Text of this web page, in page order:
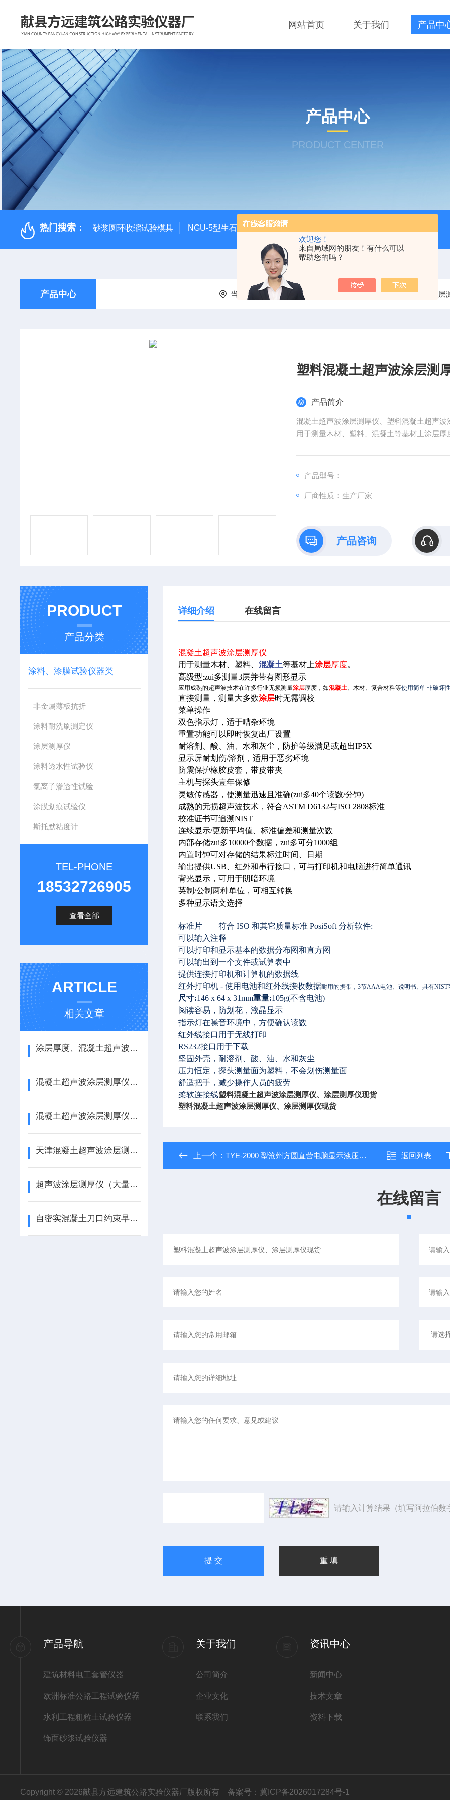
欢迎您！
来自局域网的朋友！有什么可以
帮助您的吗？
网站首页 关于我们 产品中
产品中心
PRODUCT CENTER
热门搜索： 砂浆圆环收缩试验模具 NGU-5型生石灰消化器（保温带盖消化器）
产品中心 当前位置：首页 产品中心 涂料、漆膜试验仪器类 涂层
塑料混凝土超声波涂层测
产品简介
混凝土超声波涂层测厚仪、塑料混凝土超声
用于测量木材、塑料、混凝土等基材上涂层厚
性 .
•菜单操作
产品型号：
厂商性质：生产厂家
产品咨询
PRODUCT
产品分类
涂料、漆膜试验仪器类
非金属薄板抗折
涂料耐洗刷测定仪
涂层测厚仪
涂料透水性试验仪
氯离子渗透性试验
涂膜划痕试验仪
斯托默粘度计
TEL-PHONE
18532726905
查看全部
ARTICLE
相关文章
涂层厚度、混凝土超声波涂层测厚仪测量标准
混凝土超声波涂层测厚仪、涂层测厚仪
混凝土超声波涂层测厚仪，复合材料涂层测厚仪
天津混凝土超声波涂层测厚仪、混凝土砂浆测厚仪
超声波涂层测厚仪（大量型50～3800μm）高铁
自密实混凝土刀口约束早期开裂试验设备
详细介绍 在线留言
混凝土超声波涂层测厚仪
用于测量木材、塑料、混凝土等基材上涂层厚度。
高级型:zui多测量3层并带有图形显示
应用成熟的超声波技术在许多行业无损测量涂层厚度，如混凝土、木材、复合材料等使用简单 非破坏
直接测量，测量大多数涂层时无需调校
菜单操作
双色指示灯，适于嘈杂环境
重置功能可以即时恢复出厂设置
耐溶剂、酸、油、水和灰尘，防护等级满足或超出IP5X
显示屏耐划伤/溶剂，适用于恶劣环境
防震保护橡胶皮套，带皮带夹
主机与探头壹年保修
灵敏传感器，使测量迅速且准确(zui多40个读数/分钟)
成熟的无损超声波技术，符合ASTM D6132与ISO 2808标准
校准证书可追溯NIST
连续显示/更新平均值、标准偏差和测量次数
内部存储zui多10000个数据，zui多可分1000组
内置时钟可对存储的结果标注时间、日期
输出提供USB 、红外和串行接口，可与打印机和电脑进行简单通讯
背光显示，可用于阴暗环境
英制/公制两种单位，可相互转换
多种显示语文选择
标准片——符合 ISO 和其它质量标准 PosiSoft 分析软件:
可以输入注释
可以打印和显示基本的数据分布图和直方图
可以输出到一个文件或试算表中
提供连接打印机和计算机的数据线
红外打印机 - 使用电池和红外线接收数据耐用的携带，3节AAA电池、说明书、具有
尺寸:146 x 64 x 31mm重量:105g(不含电池)
阅读容易，防划花，液晶显示
指示灯在噪音环境中，方便确认读数
红外线接口用于无线打印
RS232接口用于下载
坚固外壳，耐溶剂、酸、油、水和灰尘
压力恒定，探头测量面为塑料，不会划伤测量面
舒适把手，减少操作人员的疲劳
柔软连接线塑料混凝土超声波涂层测厚仪、涂层测厚仪现货
塑料混凝土超声波涂层测厚仪、涂层测厚仪现货
上一个：TYE-2000 型沧州方圆直营电脑显示液压式压力试验机、压力试验机批发 返回列表
在线留言
请输入计算结果（填写阿拉伯数
产品导航
建筑材料电工套管仪器
欧洲标准公路工程试验仪器
水利工程粗粒土试验仪器
饰面砂浆试验仪器
关于我们
公司简介
企业文化
联系我们
资讯中心
新闻中心
技术文章
资料下载
Copyright © 2026献县方远建筑公路实验仪器厂版权所有 备案号：冀ICP备2026017284号-1